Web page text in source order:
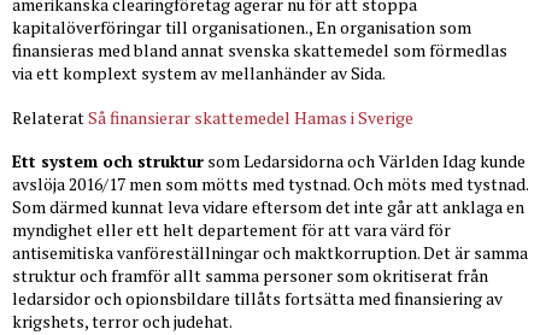
amerikanska clearingföretag agerar nu för att stoppa
kapitalöverföringar till organisationen., En organisation som
finansieras med bland annat svenska skattemedel som förmedlas
via ett komplext system av mellanhänder av Sida.
RelateratSå finansierar skattemedel Hamas i Sverige
Ett system och struktur som Ledarsidorna och Världen Idag kunde
avslöja 2016/17 men som mötts med tystnad. Och möts med tystnad.
Som därmed kunnat leva vidare eftersom det inte går att anklaga en
myndighet eller ett helt departement för att vara värd för
antisemitiska vanföreställningar och maktkorruption. Det är samma
struktur och framför allt samma personer som okritiserat från
ledarsidor och opionsbildare tillåts fortsätta med finansiering av
krigshets, terror och judehat.